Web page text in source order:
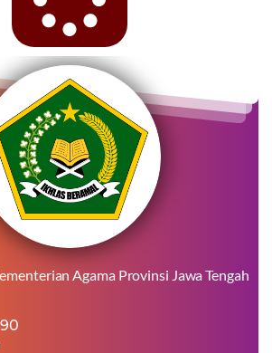
Agama Provinsi Jawa Tengah